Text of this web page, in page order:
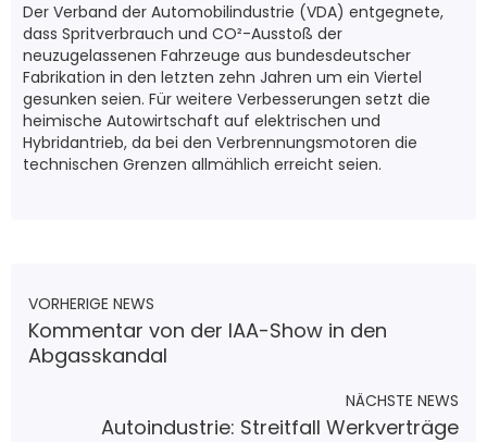
Der Verband der Automobilindustrie (VDA) entgegnete,
dass Spritverbrauch und CO²-Ausstoß der
neuzugelassenen Fahrzeuge aus bundesdeutscher
Fabrikation in den letzten zehn Jahren um ein Viertel
gesunken seien. Für weitere Verbesserungen setzt die
heimische Autowirtschaft auf elektrischen und
Hybridantrieb, da bei den Verbrennungsmotoren die
technischen Grenzen allmählich erreicht seien.
VORHERIGE NEWS
Kommentar von der IAA-Show in den
Abgasskandal
NÄCHSTE NEWS
Autoindustrie: Streitfall Werkverträge